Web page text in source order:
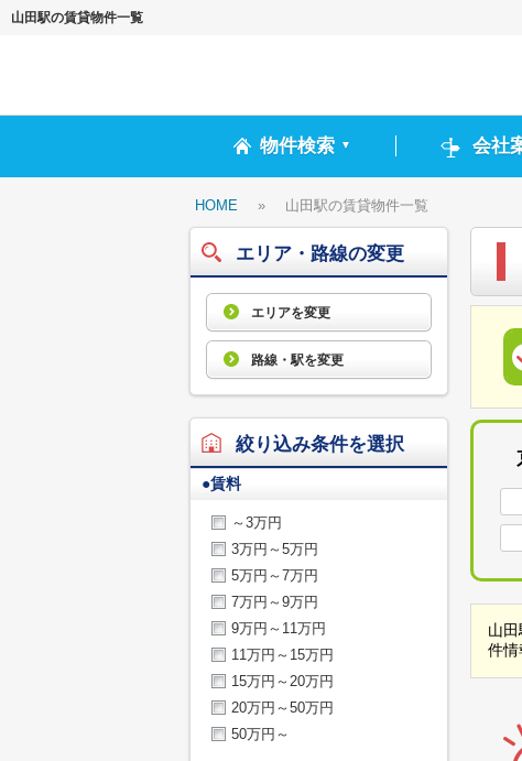
山田駅の賃貸物件一覧
物件検索 ▼ 会社
HOME » 山田駅の賃貸物件一覧
山
件情
エリア・路線の変更
エリアを変更
路線・駅を変更
絞り込み条件を選択
●賃料
～3万円
3万円～5万円
5万円～7万円
7万円～9万円
9万円～11万円
11万円～15万円
15万円～20万円
20万円～50万円
50万円～